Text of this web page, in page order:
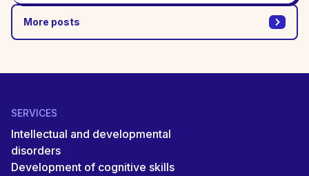
More posts
SERVICES
Intellectual and developmental
disorders
Development of cognitive skills